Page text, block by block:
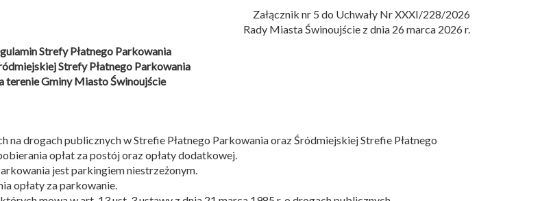
Załącznik nr 5 do Uchwały Nr XXXI/228/2026
Rady Miasta Świnoujście z dnia 26 marca 2026 r.
Strefy Płatnego Parkowania
Strefy Płatnego Parkowania
terenie Gminy Miasto Świnoujście
na drogach publicznych w Strefie Płatnego Parkowania oraz Śródmiejskiej Strefie Płatnego
opłat za postój oraz opłaty dodatkowej.
jest parkingiem niestrzeżonym.
opłaty za parkowanie.